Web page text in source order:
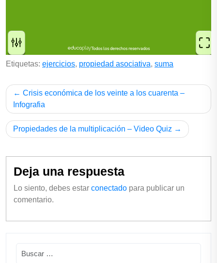
Etiquetas: ejercicios, propiedad asociativa, suma
Crisis económica de los veinte a los cuarenta –
Infografia
Propiedades de la multiplicación – Video Quiz
Deja una respuesta
Lo siento, debes estar conectado para publicar un
comentario.